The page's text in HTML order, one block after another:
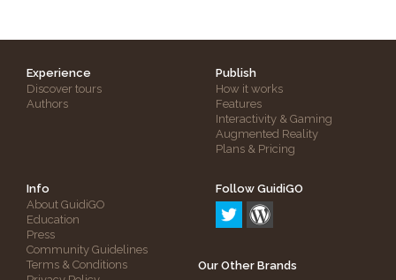
Experience
Discover tours
Authors
Publish
How it works
Features
Interactivity & Gaming
Augmented Reality
Plans & Pricing
Info
About GuidiGO
Education
Press
Community Guidelines
Terms & Conditions
Follow GuidiGO
Our Other Brands